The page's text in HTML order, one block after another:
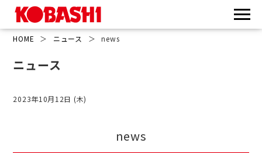
HOME ＞ ニュース ＞ news
ニュース
2023年10月12日 (木)
news